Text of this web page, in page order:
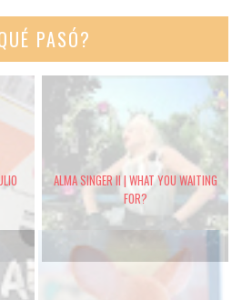
PASÓ?
ALMA SINGER II | WHAT YOU WAITING
FOR?